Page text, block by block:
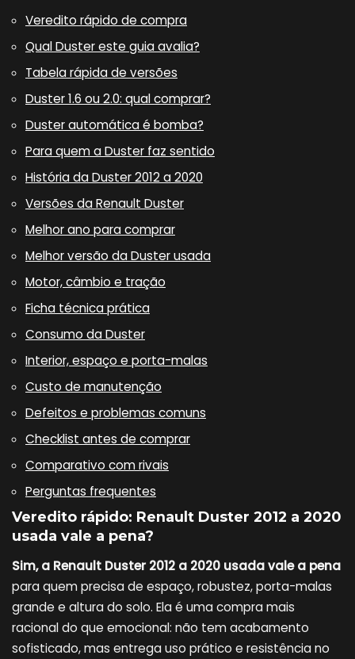
Veredito rápido de compra
Qual Duster este guia avalia?
Tabela rápida de versões
Duster 1.6 ou 2.0: qual comprar?
Duster automática é bomba?
Para quem a Duster faz sentido
História da Duster 2012 a 2020
Versões da Renault Duster
Melhor ano para comprar
Melhor versão da Duster usada
Motor, câmbio e tração
Ficha técnica prática
Consumo da Duster
Interior, espaço e porta-malas
Custo de manutenção
Defeitos e problemas comuns
Checklist antes de comprar
Comparativo com rivais
Perguntas frequentes
Veredito rápido: Renault Duster 2012 a 2020
usada vale a pena?
Sim, a Renault Duster 2012 a 2020 usada vale a pena
para quem precisa de espaço, robustez, porta-malas
grande e altura do solo. Ela é uma compra mais
racional do que emocional: não tem acabamento
sofisticado, mas entrega uso prático e resistência no